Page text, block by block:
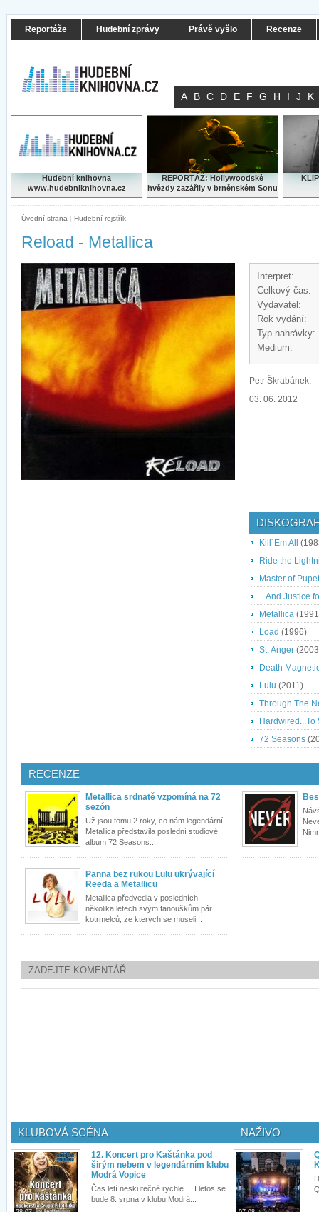
Reportáže Hudební zprávy Právě vyšlo Recenze
A B C D E F G H I J K
Hudební knihovna
www.hudebniknihovna.cz
REPORTÁŽ: Hollywoodské
hvězdy zazářily v brněnském Sonu
Úvodní strana | Hudební rejstřík
Reload - Metallica
Interpret:
Celkový čas:
Vydavatel:
Rok vydání:
Typ nahrávky:
Medium:
Petr Škrabánek,
03. 06. 2012
Kill´Em All
Ride the
Master of
...And Justice
Metallica
Load (1996)
St. Anger
Death
Lulu (2011)
Through The
Hardwired...To
72 Seasons
RECENZE
Metallica srdnatě vzpomíná na 72
sezón
Už jsou tomu 2 roky, co nám legendární
Metallica představila poslední studiové
album 72 Seasons....
Panna bez rukou Lulu ukrývající
Reeda a Metallicu
Metallica předvedla v posledních
několika letech svým fanouškům pár
kotrmelců, ze kterých se museli...
ZADEJTE KOMENTÁŘ
KLUBOVÁ SCÉNA
12. Koncert pro Kaštánka pod
širým nebem v legendárním klubu
Modrá Vopice
Čas letí neskutečně rychle.... I letos se
bude 8. srpna v klubu Modrá...
NAŽIVO